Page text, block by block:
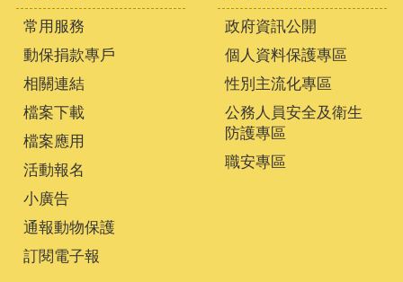
常用服務
動保捐款專戶
相關連結
檔案下載
檔案應用
活動報名
小廣告
通報動物保護
訂閱電子報
政府資訊公開
個人資料保護專區
性別主流化專區
公務人員安全及衛生
防護專區
職安專區